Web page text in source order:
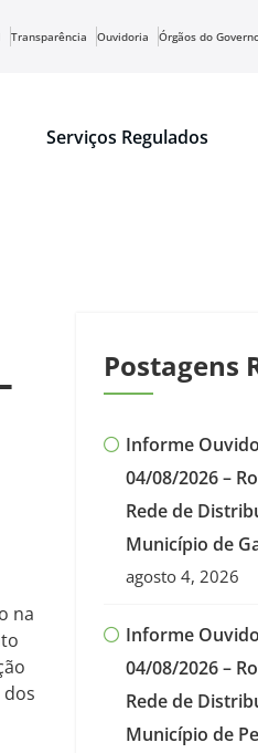
Transparência Ouvidoria Órgãos do
Serviços Regulados
na
dos
Postagens
Informe
04/08/2026 –
Rede de
Município de
agosto 4, 2026
Informe
04/08/2026 –
Rede de
Município de